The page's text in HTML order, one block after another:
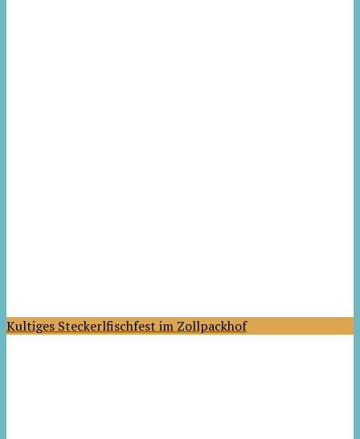
Kultiges Steckerlfischfest im Zollpackhof